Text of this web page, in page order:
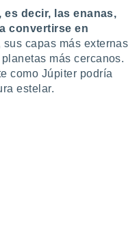
es decir, las enanas,
convertirse en
capas más externas
más cercanos.
como Júpiter podría
estelar.